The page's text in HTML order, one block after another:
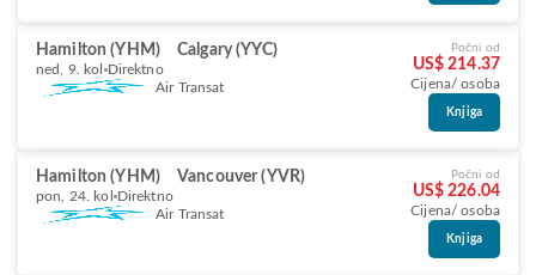
Hamilton (YHM) Calgary (YYC)
ned, 9. kol Direktno
Air Transat
Počni od
US$ 214.37
Cijena/ osoba
Knjiga
Hamilton (YHM) Vancouver (YVR)
pon, 24. kol Direktno
Air Transat
Počni od
US$ 226.04
Cijena/ osoba
Knjiga